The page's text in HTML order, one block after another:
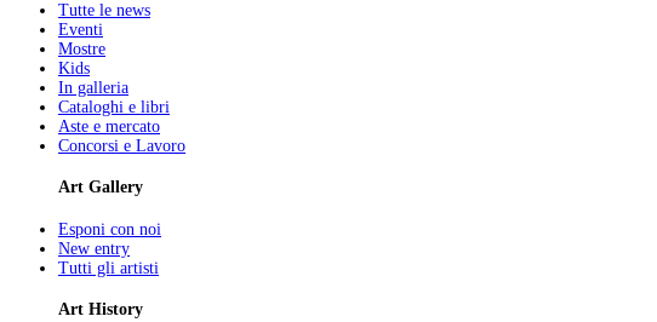
Tutte le news
Eventi
Mostre
Kids
In galleria
Cataloghi e libri
Aste e mercato
Concorsi e Lavoro
Art Gallery
Esponi con noi
New entry
Tutti gli artisti
Art History